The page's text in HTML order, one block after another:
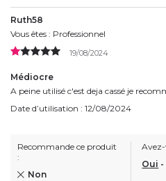
Ruth58
Vous êtes : Professionnel
19/08/2024
Médiocre
A peine utilisé c'est deja cassé je
Date d’utilisation : 12/08/2024
Recommande ce produit
:
Non
Oui -